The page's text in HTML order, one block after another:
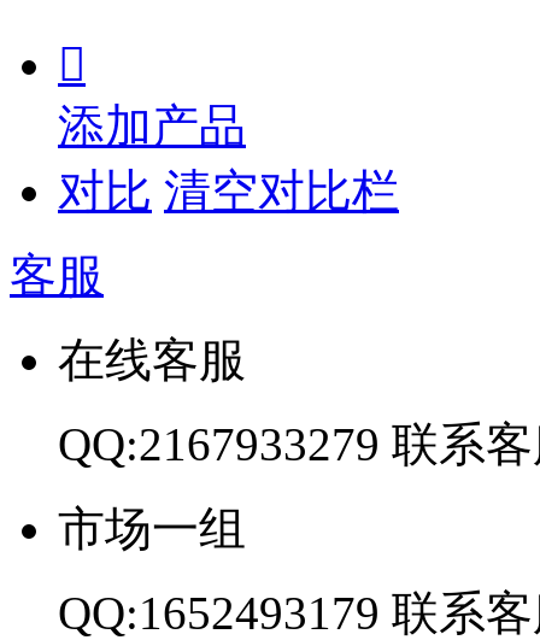

添加产品
对比 清空对比栏
客服
在线客服
QQ:2167933279 联系
市场一组
QQ:1652493179 联系